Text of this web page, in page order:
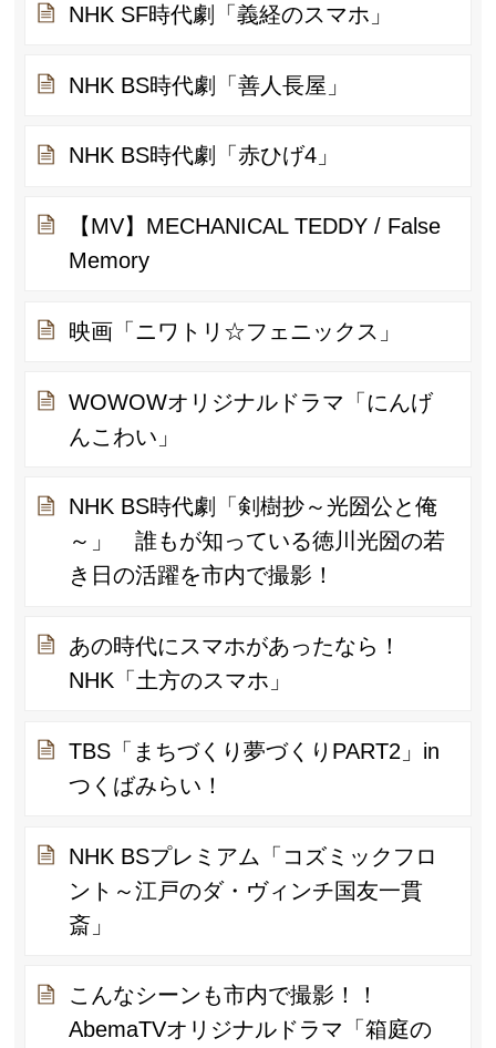
NHK SF時代劇「義経のスマホ」
NHK BS時代劇「善人長屋」
NHK BS時代劇「赤ひげ4」
【MV】MECHANICAL TEDDY / False
Memory
映画「ニワトリ☆フェニックス」
WOWOWオリジナルドラマ「にんげ
んこわい」
NHK BS時代劇「剣樹抄～光圀公と俺
～」 誰もが知っている徳川光圀の若
き日の活躍を市内で撮影！
あの時代にスマホがあったなら！
NHK「土方のスマホ」
TBS「まちづくり夢づくりPART2」in
つくばみらい！
NHK BSプレミアム「コズミックフロ
ント～江戸のダ・ヴィンチ国友一貫
斎」
こんなシーンも市内で撮影！！
AbemaTVオリジナルドラマ「箱庭の